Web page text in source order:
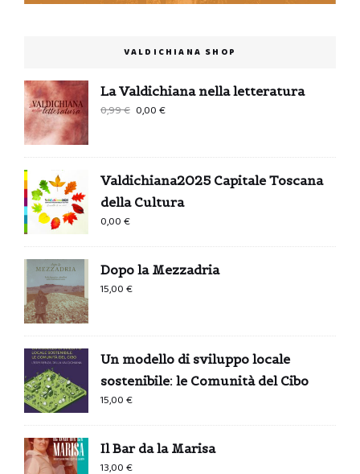
VALDICHIANA SHOP
La Valdichiana nella letteratura
0,99€
era:
0,99 €.
0,00€
è:
0,00 €.
Valdichiana2025 Capitale Toscana
della Cultura
0,00€
Dopo la Mezzadria
15,00€
Un modello di sviluppo locale
sostenibile: le Comunità del Cibo
15,00€
Il Bar da la Marisa
13,00€